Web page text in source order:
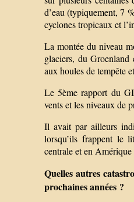
d’eau (typiquement, 7
cyclones tropicaux et
La montée du niveau
glaciers, du Groenland
aux houles de tempête
Le 5ème rapport du
vents et les niveaux de
Il avait par ailleurs
lorsqu’ils frappent le
centrale et en
Quelles autres
prochaines années ?